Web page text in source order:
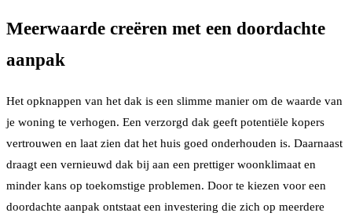
Meerwaarde creëren met een doordachte
aanpak
Het opknappen van het dak is een slimme manier om de waarde van
je woning te verhogen. Een verzorgd dak geeft potentiële kopers
vertrouwen en laat zien dat het huis goed onderhouden is. Daarnaast
draagt een vernieuwd dak bij aan een prettiger woonklimaat en
minder kans op toekomstige problemen. Door te kiezen voor een
doordachte aanpak ontstaat een investering die zich op meerdere